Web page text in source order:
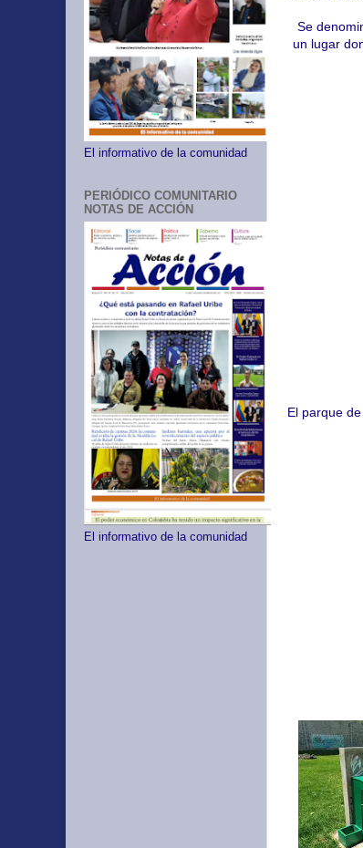
Se
un lugar
El parque
El informativo de la comunidad
PERIÓDICO COMUNITARIO
NOTAS DE ACCIÓN
El informativo de la comunidad